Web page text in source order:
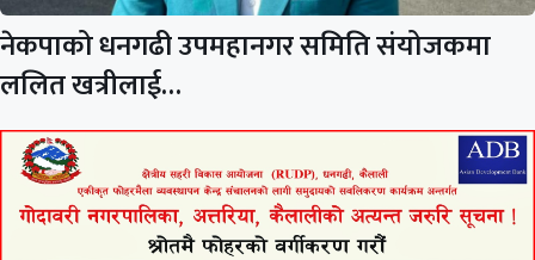
नेकपाको धनगढी उपमहानगर समिति संयोजकमा
ललित खत्रीलाई…